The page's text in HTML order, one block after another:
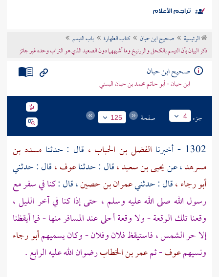
موضوعي
تراجم الأعلام
الرئيسية صحيح ابن حبان كتاب الطهارة
باب التيمم
ذكر البيان بأن التيمم بالكحل والزرنيخ وما أشبههما دون الصعيد الذي هو التراب وحده غير جائز
صحيح ابن حبان
ابن حبان - أبو حاتم محمد بن حبان البستي
جزء 4 صفحة 125
1302 - أخبرنا الفضل بن الحباب ، قال : حدثنامسدد بن
مسرهد، عنيحيى بن سعيد ،قال : حدثناعوف ،قال : حدثني
أبو رجاء ،قال : حدثنيعمران بن حصين، قال :كنا في سفر مع
رسول الله صلى الله عليه وسلم ، حتى إذا كنا في آخر الليل ،
وقعنا تلك الوقعة - ولا وقعة أحلى عند المسافر منها - فما أيقظنا
إلا حر الشمس ، فاستيقظ فلان وفلان - وكان يسميهمأبو رجاء
ونسيهمعوف- ثمعمر بن الخطابرضوان الله عليه الرابع .